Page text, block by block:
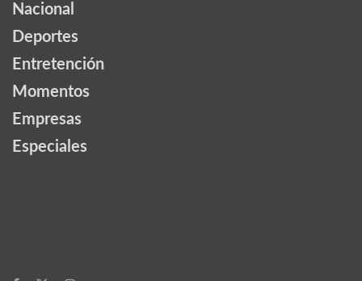
Nacional
Deportes
Entretención
Momentos
Empresas
Especiales